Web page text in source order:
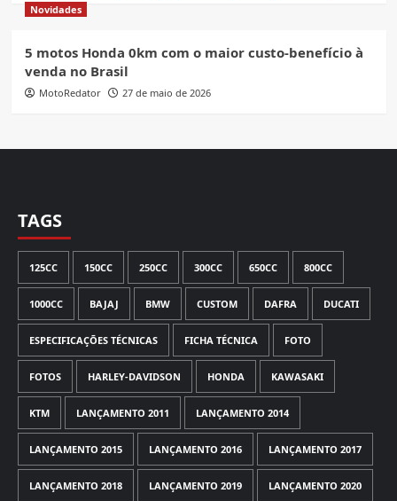
Novidades
5 motos Honda 0km com o maior custo-benefício à
venda no Brasil
MotoRedator 27 de maio de 2026
TAGS
125CC 150CC 250CC 300CC 650CC 800CC
1000CC BAJAJ BMW CUSTOM DAFRA DUCATI
ESPECIFICAÇÕES TÉCNICAS FICHA TÉCNICA FOTO
FOTOS HARLEY-DAVIDSON HONDA KAWASAKI
KTM LANÇAMENTO 2011 LANÇAMENTO 2014
LANÇAMENTO 2015 LANÇAMENTO 2016 LANÇAMENTO 2017
LANÇAMENTO 2018 LANÇAMENTO 2019 LANÇAMENTO 2020